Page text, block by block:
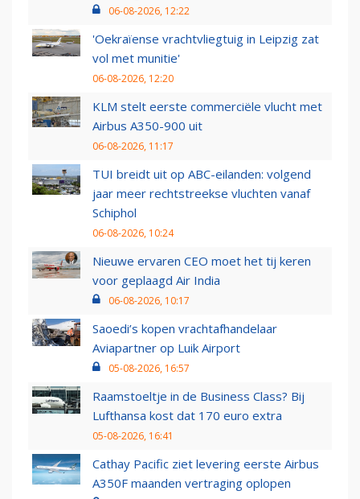
06-08-2026, 12:22
'Oekraïense vrachtvliegtuig in Leipzig zat
vol met munitie'
06-08-2026, 12:20
KLM stelt eerste commerciële vlucht met
Airbus A350-900 uit
06-08-2026, 11:17
TUI breidt uit op ABC-eilanden: volgend
jaar meer rechtstreekse vluchten vanaf
Schiphol
06-08-2026, 10:24
Nieuwe ervaren CEO moet het tij keren
voor geplaagd Air India
06-08-2026, 10:17
Saoedi’s kopen vrachtafhandelaar
Aviapartner op Luik Airport
05-08-2026, 16:57
Raamstoeltje in de Business Class? Bij
Lufthansa kost dat 170 euro extra
05-08-2026, 16:41
Cathay Pacific ziet levering eerste Airbus
A350F maanden vertraging oplopen